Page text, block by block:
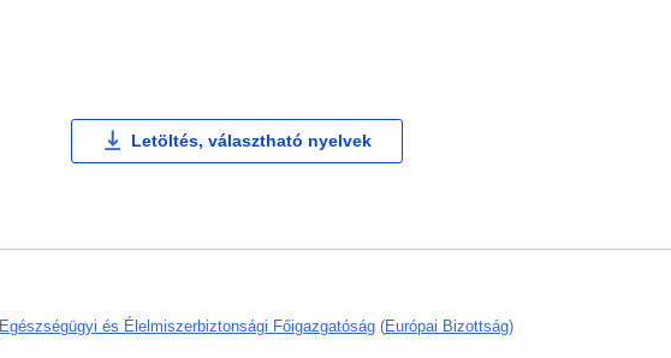
Letöltés, választható nyelvek
Egészségügyi és Élelmiszerbiztonsági Főigazgatóság (Európai Bizottság)